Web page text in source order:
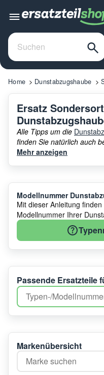
Home Dunstabzugshaube
Ersatz
Alle Tipps um die
finden Sie natürlich auch
Mehr anzeigen
Modellnummer
Mit dieser Anleitung
Modellnummer Ihrer
Passende Ersatzteile
Markenübersicht
Marke suchen